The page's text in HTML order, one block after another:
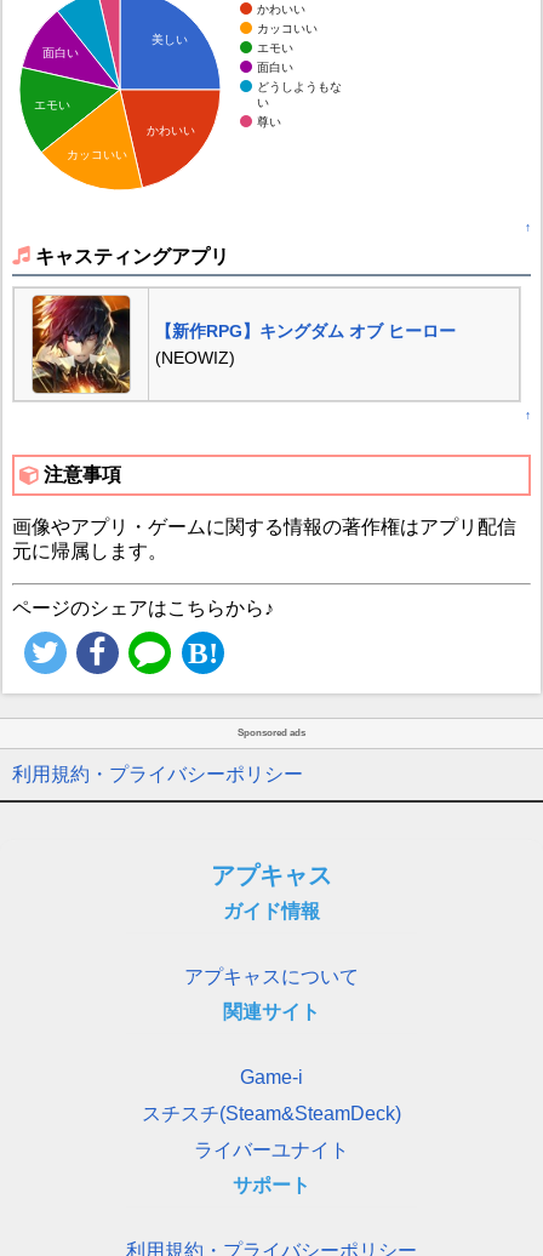
かわいい
カッコいい
エモい
面白い
どうしようもな
い
尊い
美しい
かわいい
面白い
エモい
カッコいい
↑
キャスティングアプリ
【新作RPG】キングダム オブ ヒーロー
(NEOWIZ)
↑
注意事項
画像やアプリ・ゲームに関する情報の著作権はアプリ配信
元に帰属します。
ページのシェアはこちらから♪
Sponsored ads
利用規約・プライバシーポリシー
アプキャス
ガイド情報
アプキャスについて
関連サイト
Game-i
スチスチ(Steam&SteamDeck)
ライバーユナイト
サポート
利用規約・プライバシーポリシー